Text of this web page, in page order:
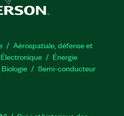
Aérospatiale, défense et
Électronique
Énergie​
Biologie
Semi-conducteur